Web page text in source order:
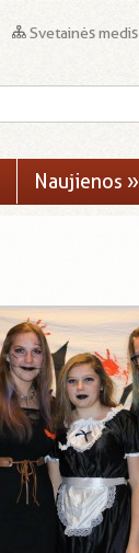
Svetainės medis
Naujienos »